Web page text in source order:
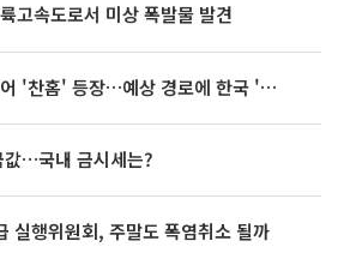
고속도로서 미상 폭발물 발견
태풍 '돌핀' 이어 '찬홈' 등장…예상 경로에 한국 '한숨'
값…국내 금시세는?
실행위원회, 주말도 폭염취소 될까